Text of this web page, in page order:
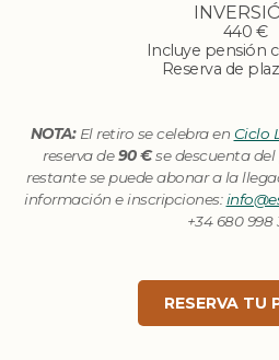
440 €
Incluye pensión
Reserva de
NOTA:El retiro se celebra en Ciclo
reserva de90 €se descuenta
restante se puede abonar a la
información e inscripciones:
+34 680 998
RESERVA TU